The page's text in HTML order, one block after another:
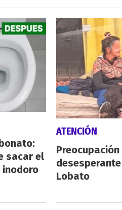
sacar el
ATENCIÓN
Lobato